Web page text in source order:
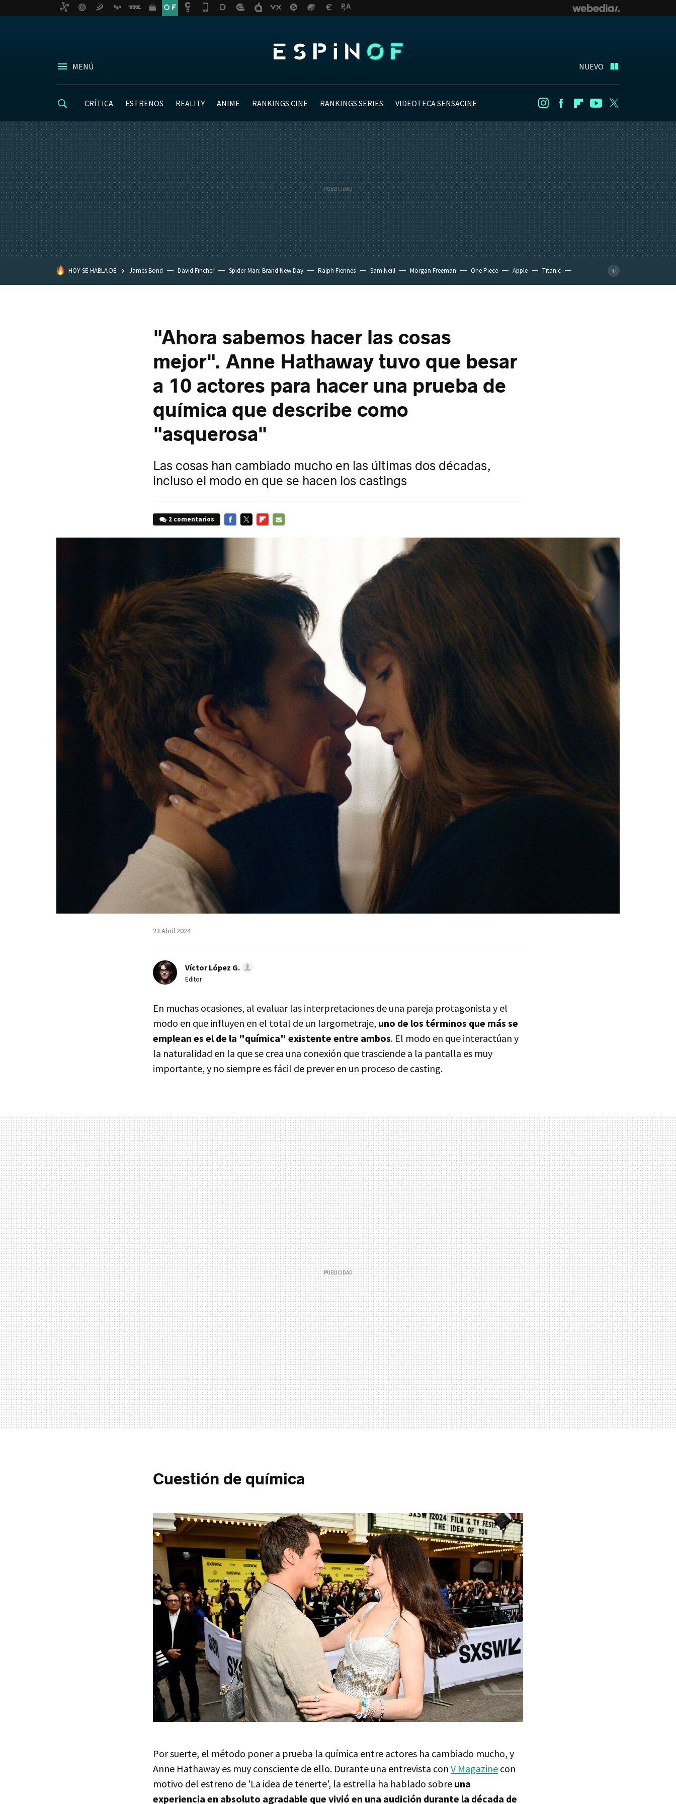
MENÚ NUEVO
CRÍTICA ESTRENOS REALITY ANIME RANKINGS CINE RANKINGS SERIES VIDEOTECA SENSACINE InstagramFacebookFlipboard
Youtube
HOY SE HABLA DE James Bond David Fincher Spider-Man: Brand New Day Ralph Fiennes Sam Neill Morgan Freeman One Piece Apple
Titanic
"Ahora sabemos hacer las cosas
mejor". Anne Hathaway tuvo que besar
a 10 actores para hacer una prueba de
química que describe como
"asquerosa"
Las cosas han cambiado mucho en las últimas dos décadas,
incluso el modo en que se hacen los castings
2 comentarios
23 Abril 2024
Víctor López G.
Editor
En muchas ocasiones, al evaluar las interpretaciones de una pareja protagonista y el
modo en que influyen en el total de un largometraje, uno de los términos que más se
emplean es el de la "química" existente entre ambos. El modo en que interactúan y
la naturalidad en la que se crea una conexión que trasciende a la pantalla es muy
importante, y no siempre es fácil de prever en un proceso de casting.
Cuestión de química
Por suerte, el método poner a prueba la química entre actores ha cambiado mucho, y
Anne Hathaway es muy consciente de ello. Durante una entrevista con V Magazine con
motivo del estreno de 'La idea de tenerte', la estrella ha hablado sobre una
experiencia en absoluto agradable que vivió en una audición durante la década de